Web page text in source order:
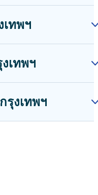
เทพฯ
เทพฯ
รุงเทพฯ